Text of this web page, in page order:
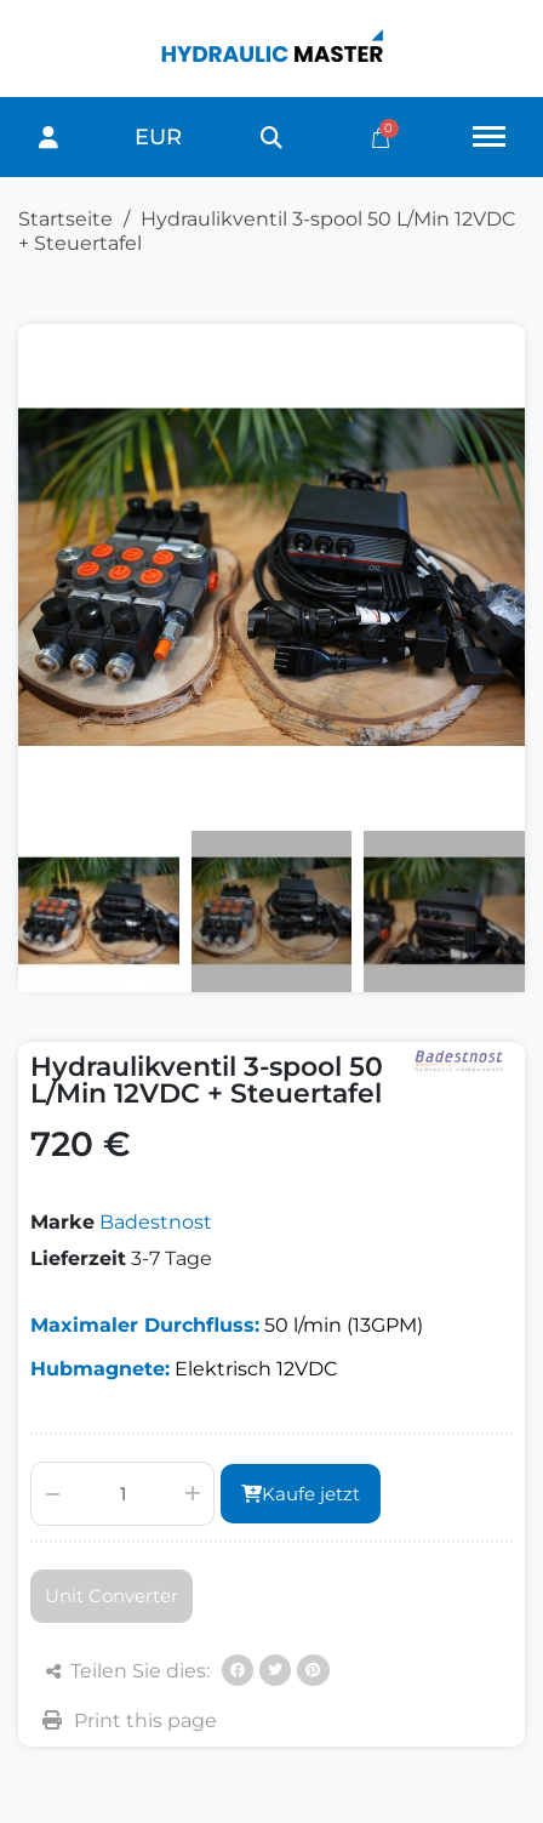
EUR
Startseite
Hydraulikventil 3-spool 50 L/Min 12VDC
+ Steuertafel
Hydraulikventil 3-spool 50
L/Min 12VDC + Steuertafel
720 €
Marke Badestnost
Lieferzeit 3-7 Tage
Maximaler Durchfluss: 50 l/min (13GPM)
Hubmagnete: Elektrisch 12VDC
Kaufe jetzt
Unit Converter
Teilen Sie dies: